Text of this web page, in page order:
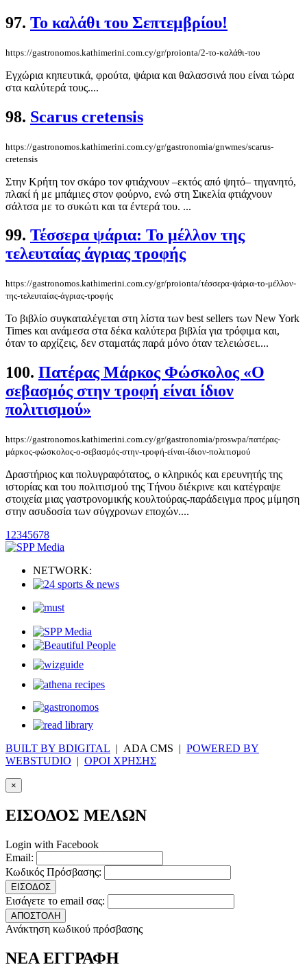
97. Το καλάθι του Σεπτεμβρίου!
https://gastronomos.kathimerini.com.cy/gr/proionta/2-το-καλάθι-του
Εγχώρια κηπευτικά, φρούτα, ψάρια και θαλασσινά που είναι τώρα
στα καλύτερά τους....
98. Scarus cretensis
https://gastronomos.kathimerini.com.cy/gr/gastronomia/gnwmes/scarus-
cretensis
Στην Κρήτη τον σκάρο τον φτιάχνουν –εκτός από ψητό– τηγανητό,
πλακί ή με μπάμιες στον φούρνο, ενώ στη Σικελία φτιάχνουν
σάλτσα με το συκώτι και τα έντερά του. ...
99. Τέσσερα ψάρια: Το μέλλον της
τελευταίας άγριας τροφής
https://gastronomos.kathimerini.com.cy/gr/proionta/τέσσερα-ψάρια-το-μέλλον-
της-τελευταίας-άγριας-τροφής
Το βιβλίο συγκαταλέγεται στη λίστα των best sellers των Νew York
Times και ανάμεσα στα δέκα καλύτερα βιβλία για τρόφιμα και,
όταν το αρχίζεις, δεν σταματάς παρά μόνο όταν τελειώσει....
100. Πατέρας Μάρκος Φώσκολος «Ο
σεβασμός στην τροφή είναι ίδιον
πολιτισμού»
https://gastronomos.kathimerini.com.cy/gr/gastronomia/proswpa/πατέρας-
μάρκος-φώσκολος-ο-σεβασμός-στην-τροφή-είναι-ίδιον-πολιτισμού
Δραστήριος και πολυγραφότατος, ο κληρικός και ερευνητής της
ιστορίας και του πολιτισμού της Τήνου διέκρινε και κατέγραψε
στοιχεία μιας γαστρονομικής κουλτούρας-παράδειγμα προς μίμηση
στην ασυδοσία των σύγχρονων εποχών....
1 2345678
NETWORK:
BUILT BY BDIGITAL | ADA CMS | POWERED BY
WEBSTUDIO | ΟΡΟΙ ΧΡΗΣΗΣ
×
ΕΙΣΟΔΟΣ ΜΕΛΩΝ
Login with Facebook
Email:
Κωδικός Πρόσβασης:
ΕΙΣΟΔΟΣ
Εισάγετε το email σας:
ΑΠΟΣΤΟΛΗ
Ανάκτηση κωδικού πρόσβασης
ΝΕΑ ΕΓΓΡΑΦΗ